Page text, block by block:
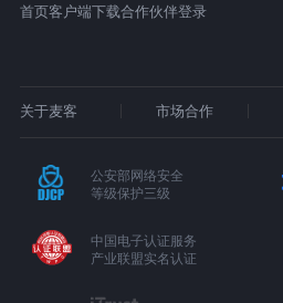
首页客户端下载合作伙伴登录
关于麦客 市场合作
公安部网络安全
等级保护三级
中国电子认证服务
产业联盟实名认证